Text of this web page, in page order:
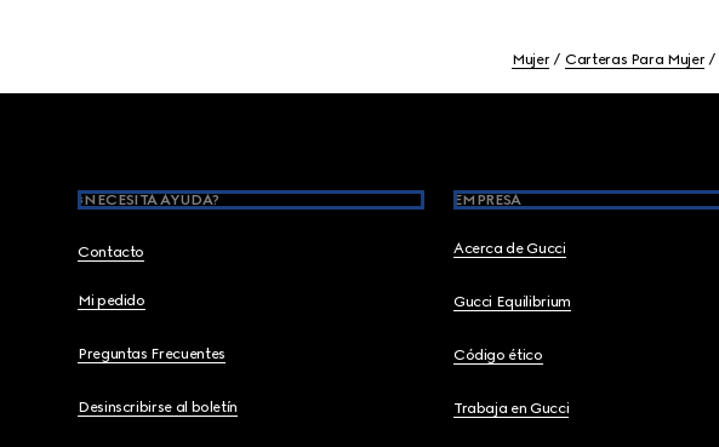
Mujer Carteras Para Mujer
¿NECESITA AYUDA?
Contacto
Mi pedido
Preguntas Frecuentes
Desinscribirse al boletín
EMPRESA
Acerca de Gucci
Gucci Equilibrium
Código ético
Trabaja en Gucci